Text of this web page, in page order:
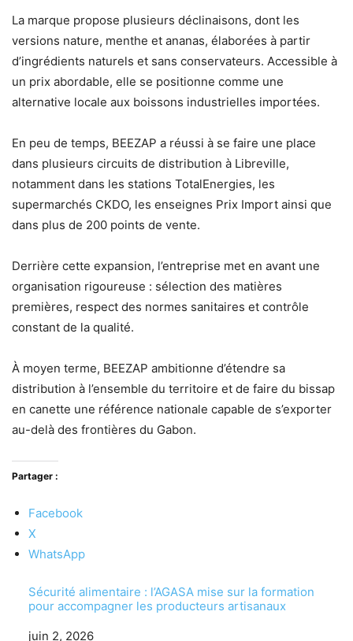
La marque propose plusieurs déclinaisons, dont les
versions nature, menthe et ananas, élaborées à partir
d’ingrédients naturels et sans conservateurs. Accessible à
un prix abordable, elle se positionne comme une
alternative locale aux boissons industrielles importées.
En peu de temps, BEEZAP a réussi à se faire une place
dans plusieurs circuits de distribution à Libreville,
notamment dans les stations TotalEnergies, les
supermarchés CKDO, les enseignes Prix Import ainsi que
dans plus de 200 points de vente.
Derrière cette expansion, l’entreprise met en avant une
organisation rigoureuse : sélection des matières
premières, respect des normes sanitaires et contrôle
constant de la qualité.
À moyen terme, BEEZAP ambitionne d’étendre sa
distribution à l’ensemble du territoire et de faire du bissap
en canette une référence nationale capable de s’exporter
au-delà des frontières du Gabon.
Partager :
Facebook
X
WhatsApp
Sécurité alimentaire : l’AGASA mise sur la formation
pour accompagner les producteurs artisanaux
Date
juin 2, 2026